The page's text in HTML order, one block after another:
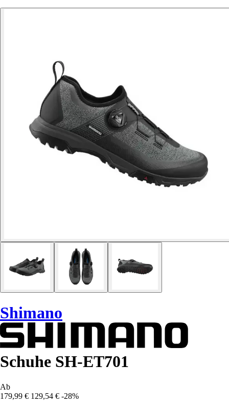
Shimano
Schuhe SH-ET701
Ab
179,99 € 129,54 € -28%